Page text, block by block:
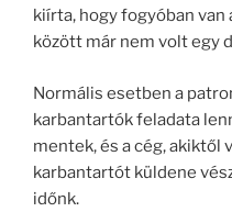
kiírta, hogy fogyóban van
között már nem volt egy
Normális esetben a
karbantartók feladata
mentek, és a cég, akiktől
karbantartót küldene
időnk.